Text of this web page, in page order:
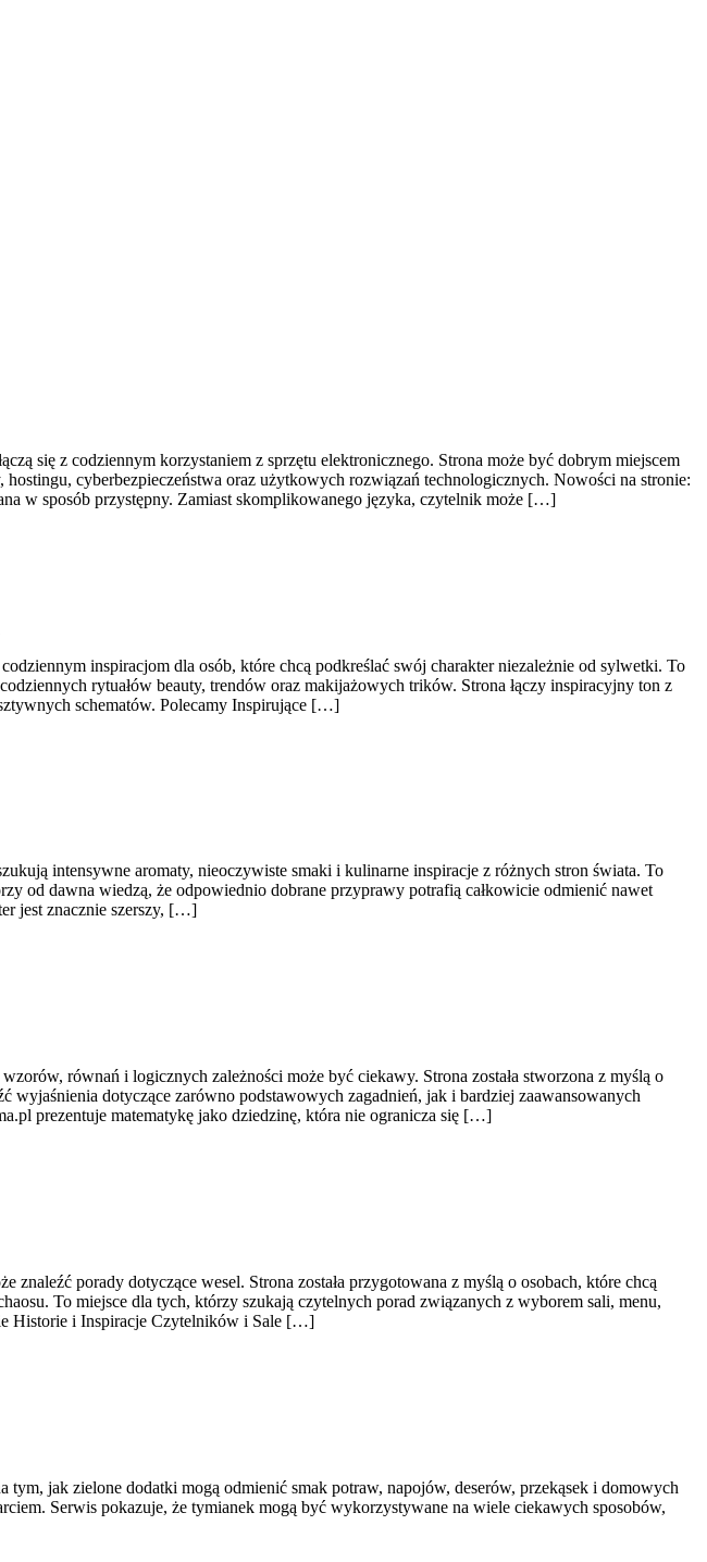
się z codziennym korzystaniem z sprzętu elektronicznego. Strona może być dobrym miejscem
cyberbezpieczeństwa oraz użytkowych rozwiązań technologicznych. Nowości na stronie:
w sposób przystępny. Zamiast skomplikowanego języka, czytelnik może […]
inspiracjom dla osób, które chcą podkreślać swój charakter niezależnie od sylwetki. To
rytuałów beauty, trendów oraz makijażowych trików. Strona łączy inspiracyjny ton z
schematów. Polecamy Inspirujące […]
intensywne aromaty, nieoczywiste smaki i kulinarne inspiracje z różnych stron świata. To
od dawna wiedzą, że odpowiednio dobrane przyprawy potrafią całkowicie odmienić nawet
jest znacznie szerszy, […]
równań i logicznych zależności może być ciekawy. Strona została stworzona z myślą o
dotyczące zarówno podstawowych zagadnień, jak i bardziej zaawansowanych
prezentuje matematykę jako dziedzinę, która nie ogranicza się […]
porady dotyczące wesel. Strona została przygotowana z myślą o osobach, które chcą
To miejsce dla tych, którzy szukają czytelnych porad związanych z wyborem sali, menu,
Historie i Inspiracje Czytelników i Sale […]
jak zielone dodatki mogą odmienić smak potraw, napojów, deserów, przekąsek i domowych
Serwis pokazuje, że tymianek mogą być wykorzystywane na wiele ciekawych sposobów,